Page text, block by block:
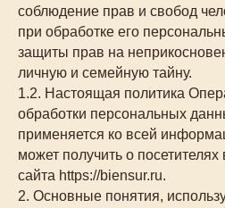
соблюдение прав и свобод
при обработке его
защиты прав на
личную и семейную тайну.
1.2. Настоящая политика
обработки персональных
применяется ко всей
может получить о посетителях
сайта https://biensur.ru.
2. Основные понятия,